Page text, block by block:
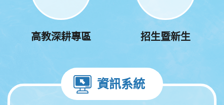
高教深耕專區 招生暨新生
資訊系統